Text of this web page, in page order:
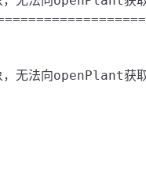
无法向openPlant获